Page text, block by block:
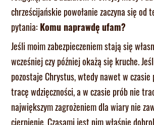
chrześcijańskie powołanie zaczyna się od
pytania: Komu naprawdę ufam?
Jeśli moim zabezpieczeniem stają się
wcześniej czy później okażą się kruche.
pozostaje Chrystus, wtedy nawet w czasie
tracę wdzięczności, a w czasie prób nie
największym zagrożeniem dla wiary nie
cierpienie. Czasami jest nim właśnie